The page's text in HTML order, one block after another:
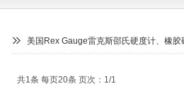
美国Rex Gauge雷克斯邵氏硬度计、橡胶
共1条 每页20条 页次：1/1